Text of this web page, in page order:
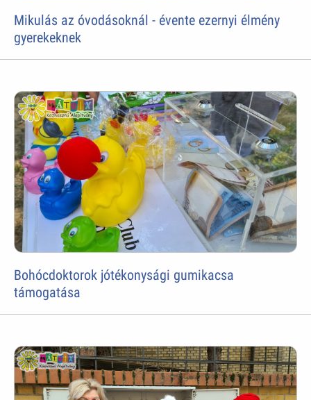
Mikulás az óvodásoknál - évente ezernyi élmény
gyerekeknek
Bohócdoktorok jótékonysági gumikacsa
támogatása